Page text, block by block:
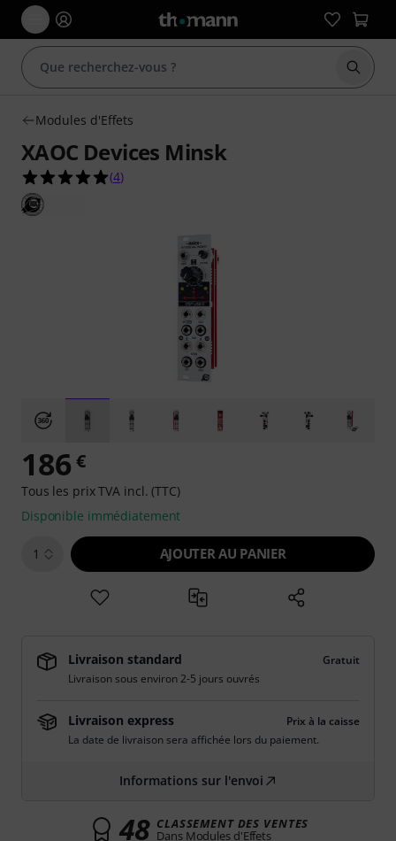
Modules d'Effets
XAOC Devices Minsk
5.0 étoiles sur 5 d'après 4 évaluations clients
(4)
186 €
Tous les prix TVA incl. (TTC)
Disponible immédiatement
1 AJOUTER AU PANIER
Livraison standard
Gratuit
Livraison sous environ 2-5 jours ouvrés
Livraison express
Prix à la caisse
La date de livraison sera affichée lors du paiement.
Informations sur l'envoi
48 CLASSEMENT DES VENTES
Dans Modules d'Effets